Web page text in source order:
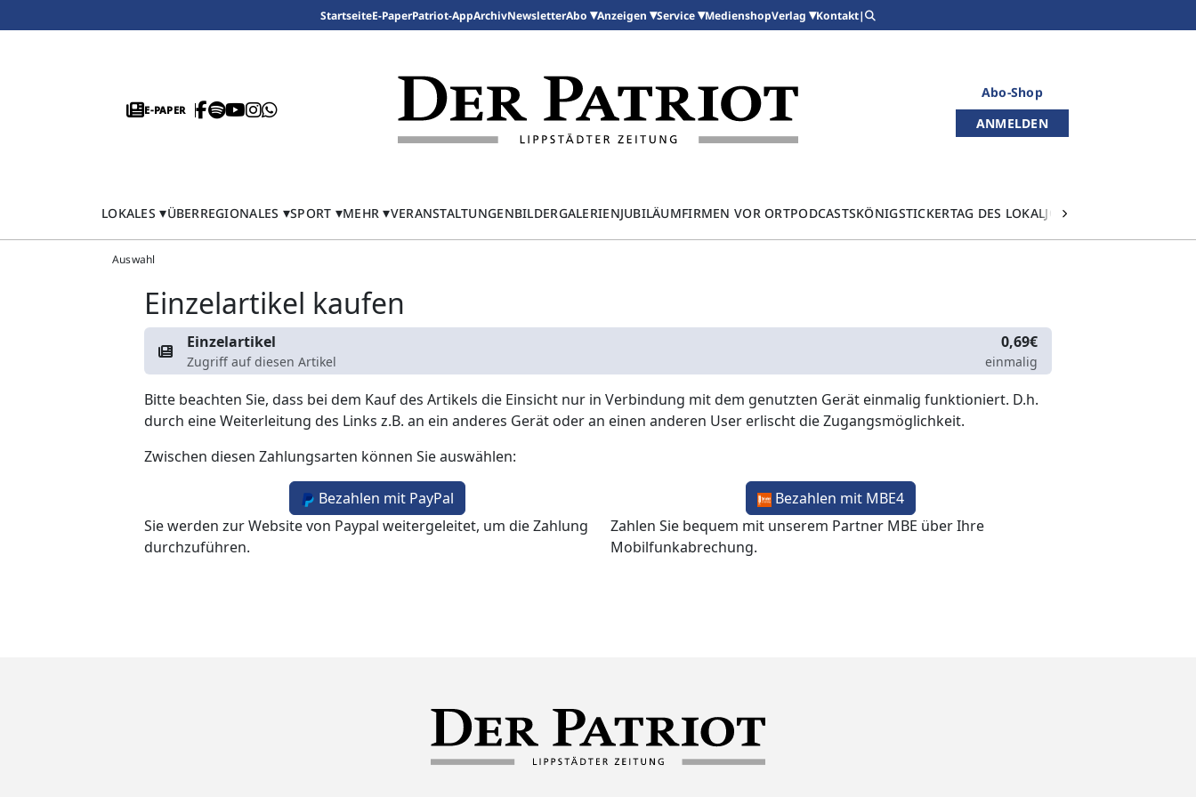
StartseiteE-PaperPatriot-AppArchivNewsletterAbo Anzeigen Service MedienshopVerlag Kontakt|
E-PAPER
Abo-Shop
ANMELDEN
LOKALES ÜBERREGIONALES SPORT MEHR VERANSTALTUNGENBILDERGALERIENJUBILÄUMFIRMEN VOR ORTPODCASTSKÖNIGSTICKERTAG DES LOKALJOURNALISMUS
Auswahl
Einzelartikel kaufen
Einzelartikel
Zugriff auf diesen Artikel
0,69€
einmalig
Bitte beachten Sie, dass bei dem Kauf des Artikels die Einsicht nur in Verbindung mit dem genutzten Gerät einmalig funktioniert. D.h.
durch eine Weiterleitung des Links z.B. an ein anderes Gerät oder an einen anderen User erlischt die Zugangsmöglichkeit.
Zwischen diesen Zahlungsarten können Sie auswählen:
Bezahlen mit PayPal
Sie werden zur Website von Paypal weitergeleitet, um die Zahlung
durchzuführen.
Bezahlen mit MBE4
Zahlen Sie bequem mit unserem Partner MBE über Ihre
Mobilfunkabrechung.